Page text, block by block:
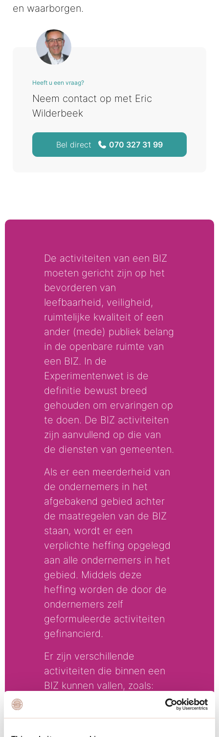
en waarborgen.
Heeft u een vraag?
Neem contact op met Eric
Wilderbeek
Bel direct 070 327 31 99
De activiteiten van een BIZ
moeten gericht zijn op het
bevorderen van
leefbaarheid, veiligheid,
ruimtelijke kwaliteit of een
ander (mede) publiek belang
in de openbare ruimte van
een BIZ. In de
Experimentenwet is de
definitie bewust breed
gehouden om ervaringen op
te doen. De BIZ activiteiten
zijn aanvullend op die van
de diensten van gemeenten.
Als er een meerderheid van
de ondernemers in het
afgebakend gebied achter
de maatregelen van de BIZ
staan, wordt er een
verplichte heffing opgelegd
aan alle ondernemers in het
gebied. Middels deze
heffing worden de door de
ondernemers zelf
geformuleerde activiteiten
gefinancierd.
Er zijn verschillende
activiteiten die binnen een
BIZ kunnen vallen, zoals: